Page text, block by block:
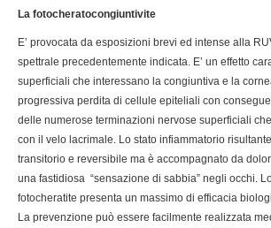
La fotocheratocongiuntivite
E’ provocata da esposizioni brevi ed intense alla
spettrale precedentemente indicata. E’ un effetto
superficiali che interessano la congiuntiva e la
progressiva perdita di cellule epiteliali con
delle numerose terminazioni nervose superficiali
con il velo lacrimale. Lo stato infiammatorio
transitorio e reversibile ma è accompagnato da
una fastidiosa “sensazione di sabbia” negli occhi.
fotocheratite presenta un massimo di efficacia
La prevenzione può essere facilmente realizzata